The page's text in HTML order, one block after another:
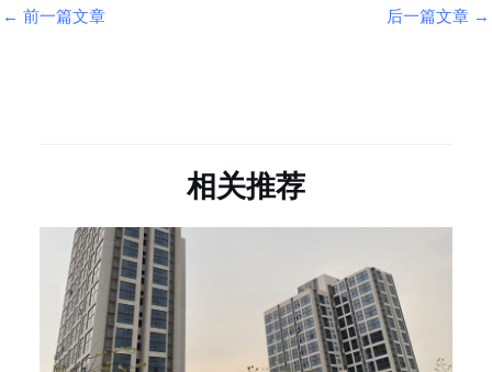
← 前一篇文章 后一篇文章 →
相关推荐